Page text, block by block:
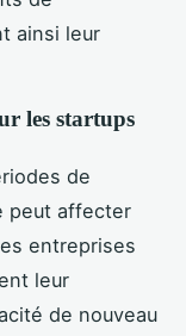
ainsi leur
les startups
de
peut affecter
entreprises
leur
de nouveau